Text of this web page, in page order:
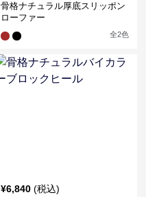
骨格ナチュラル厚底スリッポン
ローファー
全2色
¥6,840 (税込)